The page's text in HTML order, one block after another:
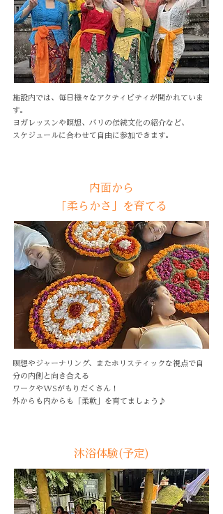
施設内では、毎日様々なアクティビティが開かれていま
す。
ヨガレッスンや瞑想、バリの伝統文化の紹介など、
スケジュールに合わせて自由に参加できます。
内面から
「柔らかさ」を育てる
瞑想やジャーナリング、またホリスティックな視点で自
分の内側と向き合える
ワークやWSがもりだくさん！
外からも内からも「柔軟」を育てましょう♪
沐浴体験(予定)